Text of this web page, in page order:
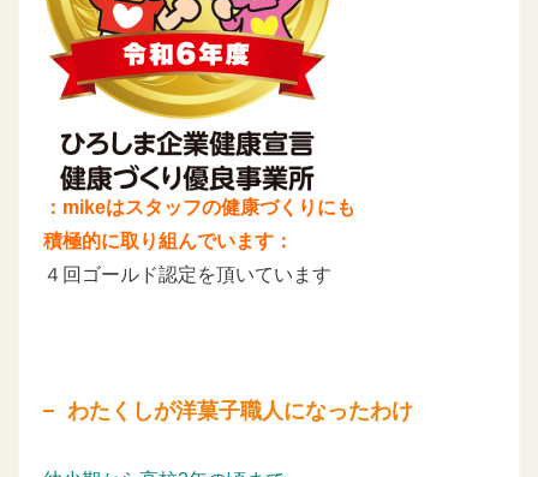
：mikeはスタッフの健康づくりにも
積極的に取り組んでいます：
４回ゴールド認定を頂いています
わたくしが洋菓子職人になったわけ